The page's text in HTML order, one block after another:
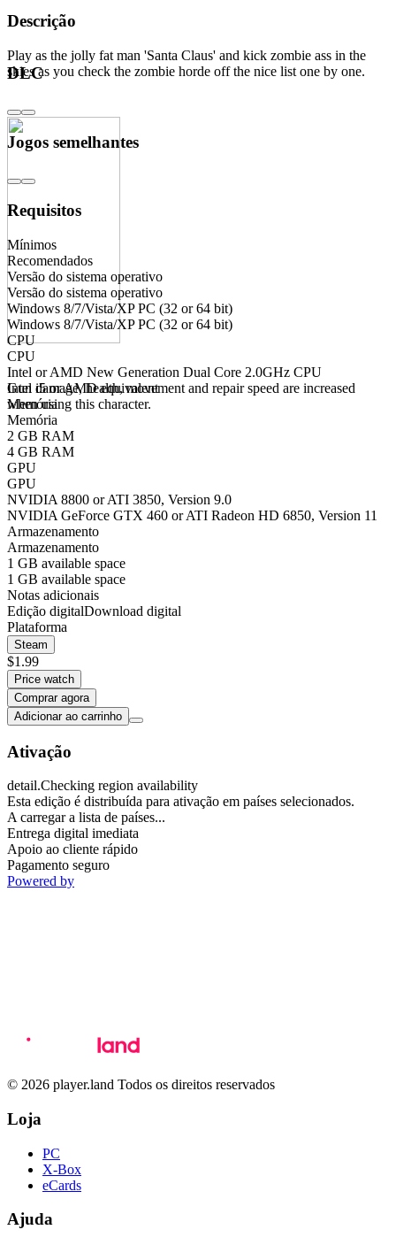
Descrição
Play as the jolly fat man 'Santa Claus' and kick zombie ass in the
skies as you check the zombie horde off the nice list one by one.
Gun damage, health, movement and repair speed are increased
when using this character.
DLC
Jogos semelhantes
Requisitos
Mínimos
Recomendados
Versão do sistema operativo
Versão do sistema operativo
Windows 8/7/Vista/XP PC (32 or 64 bit)
Windows 8/7/Vista/XP PC (32 or 64 bit)
CPU
CPU
Intel or AMD New Generation Dual Core 2.0GHz CPU
Intel i5 or AMD equivalent
Memória
Memória
2 GB RAM
4 GB RAM
GPU
GPU
NVIDIA 8800 or ATI 3850, Version 9.0
NVIDIA GeForce GTX 460 or ATI Radeon HD 6850, Version 11
Armazenamento
Armazenamento
1 GB available space
1 GB available space
Notas adicionais
Edição digitalDownload digital
Plataforma
Steam
$1.99
Price watch
Comprar agora
Adicionar ao carrinho
Ativação
detail.Checking region availability
Esta edição é distribuída para ativação em países selecionados.
A carregar a lista de países...
Entrega digital imediata
Apoio ao cliente rápido
Pagamento seguro
Powered by
© 2026 player.land Todos os direitos reservados
Loja
PC
X-Box
eCards
Ajuda